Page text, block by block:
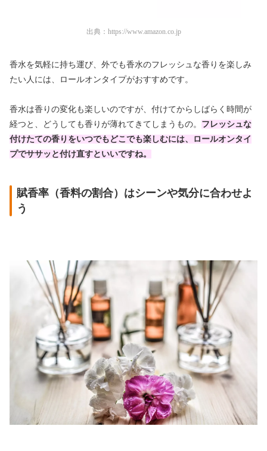
出典： https://www.amazon.co.jp
香水を気軽に持ち運び、外でも香水のフレッシュな香りを楽しみ
たい人には、ロールオンタイプがおすすめです。
香水は香りの変化も楽しいのですが、付けてからしばらく時間が
経つと、どうしても香りが薄れてきてしまうもの。 フレッシュな
付けたての香りをいつでもどこでも楽しむには、ロールオンタイ
プでササッと付け直すといいですね。
賦香率（香料の割合）はシーンや気分に合わせよ
う